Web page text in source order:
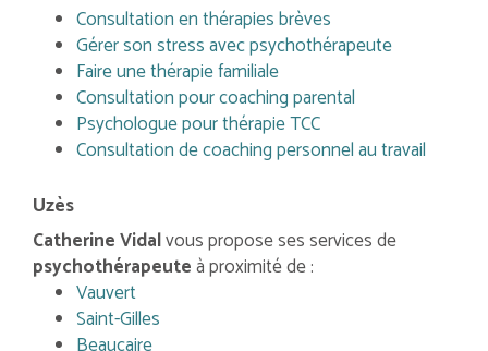
Consultation en thérapies brèves
Gérer son stress avec psychothérapeute
Faire une thérapie familiale
Consultation pour coaching parental
Psychologue pour thérapie TCC
Consultation de coaching personnel au travail
Uzès
Catherine Vidalvous propose ses services de
psychothérapeuteà proximité de :
Vauvert
Saint-Gilles